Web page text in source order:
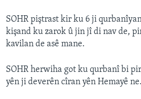
SOHR piştrast kir ku 6 ji
kişand ku zarok û jin jî di nav de,
kavilan de asê mane.
SOHR herwiha got ku qurbanî bi
yên ji deverên cîran yên Hemayê ne.